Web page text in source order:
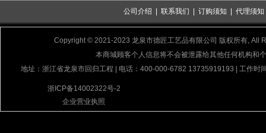
公司介绍 联系我们 订购须知 代理须知
Copyright © 2021-2023 龙泉市德匠工艺品有限公司 版权所有, All
本商城顾客个人信息将不会被泄露给其他任何机构和
地址：浙江省龙泉市回归工程 | 电话：400-000-6782 13735919193 | 工作时
浙ICP备14002322号-2
企业营业执照